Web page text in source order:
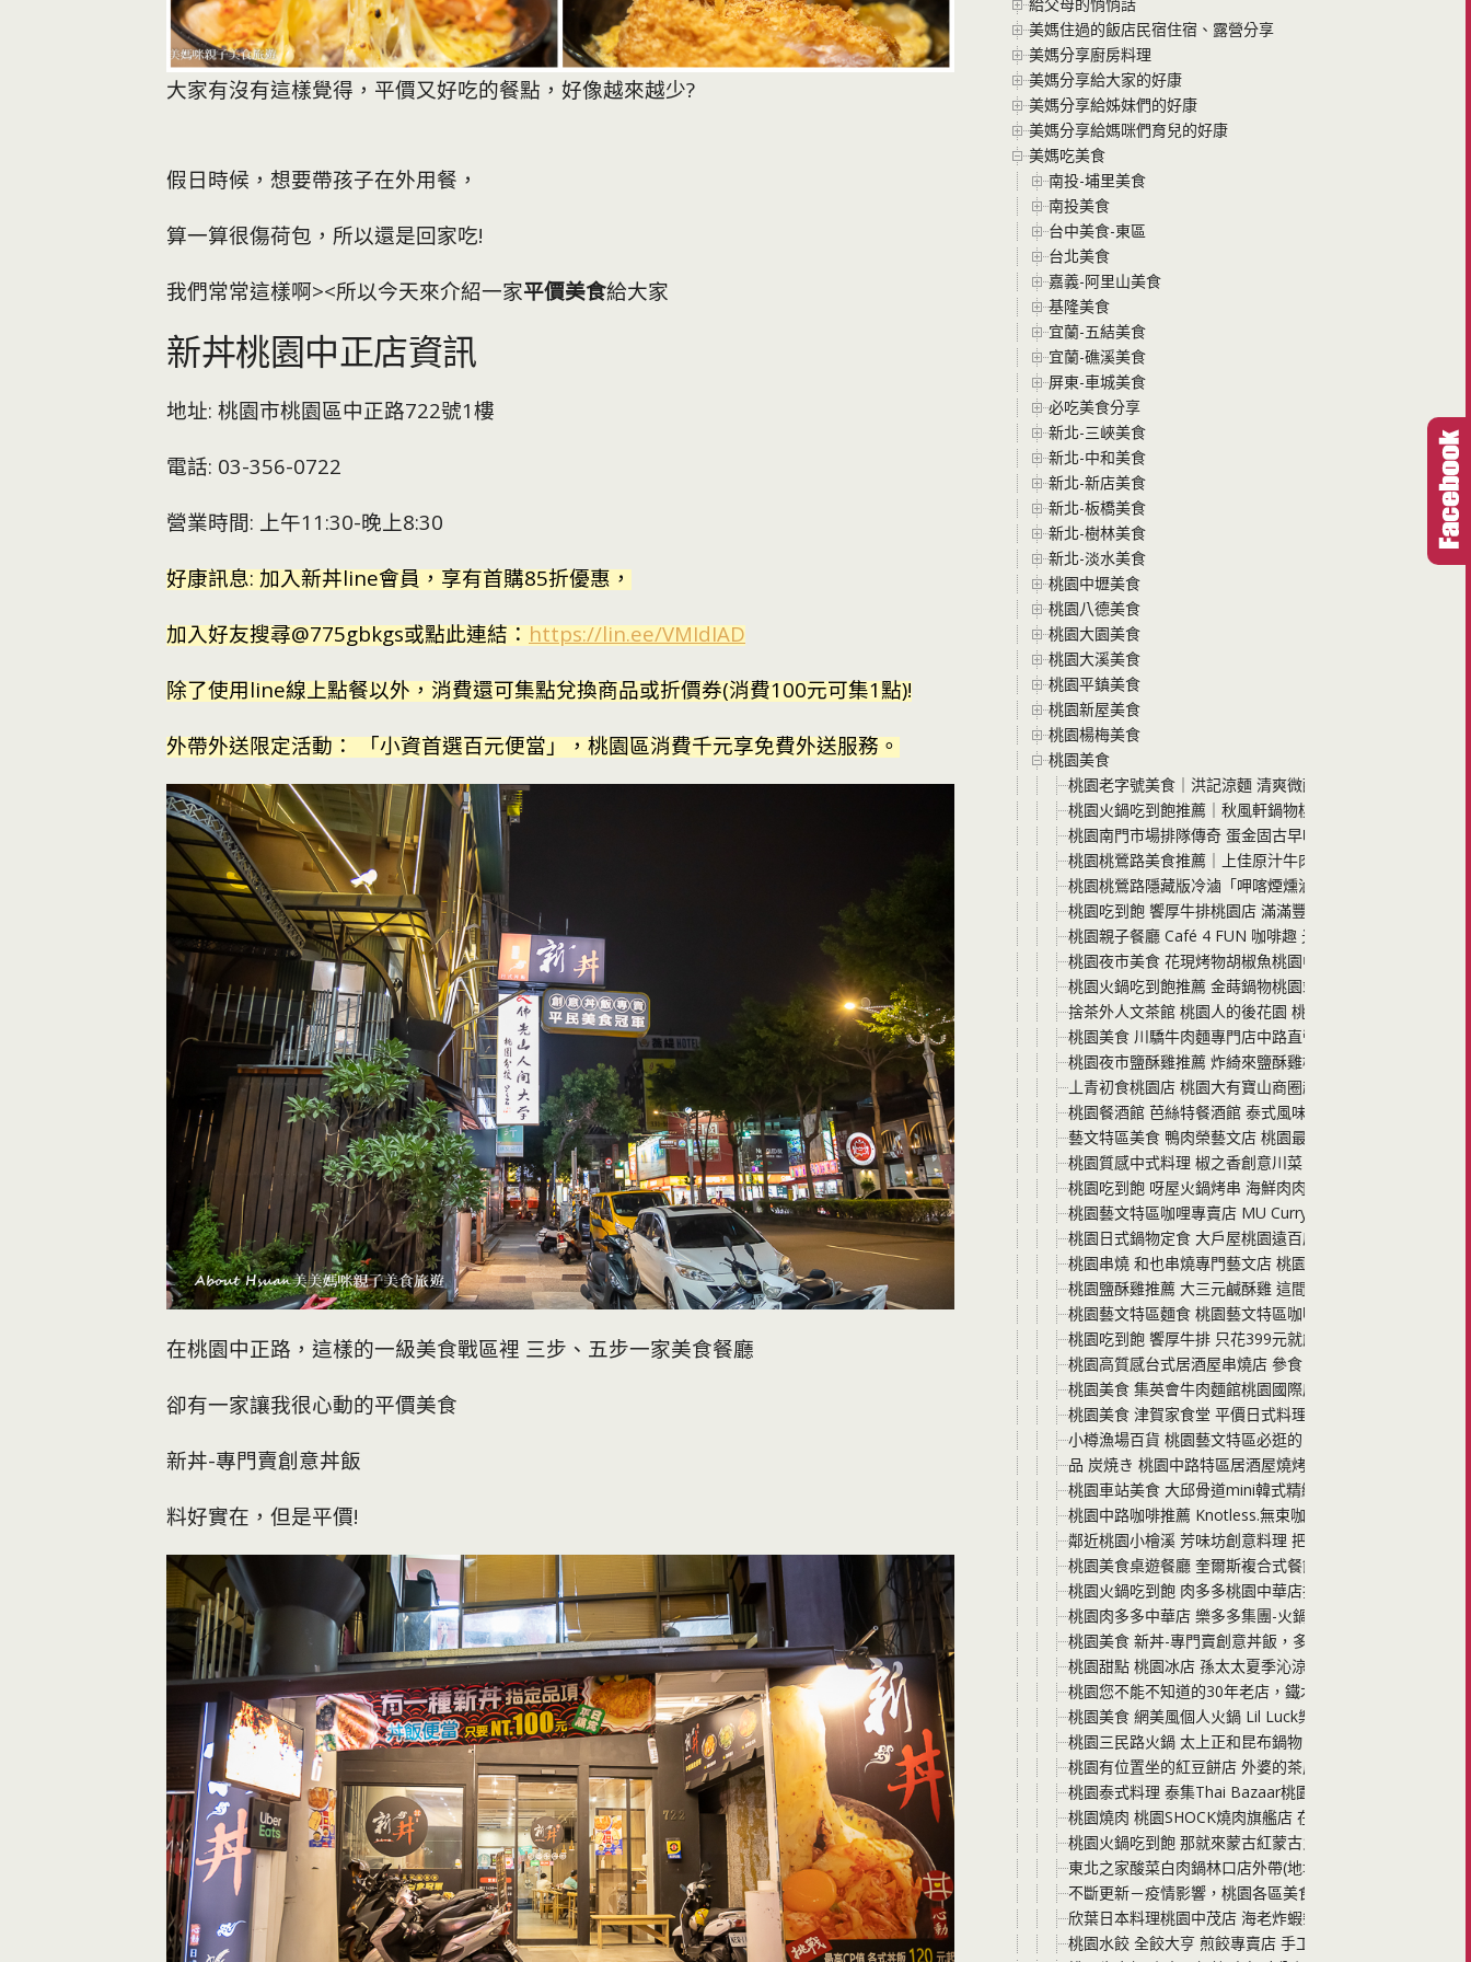
大家有沒有這樣覺得，平價又好吃的餐點，好像越來越少?
假日時候，想要帶孩子在外用餐，
算一算很傷荷包，所以還是回家吃!
我們常常這樣啊><所以今天來介紹一家平價美食給大家
新丼桃園中正店資訊
地址: 桃園市桃園區中正路722號1樓
電話: 03-356-0722
營業時間: 上午11:30-晚上8:30
好康訊息: 加入新丼line會員，享有首購85折優惠，
加入好友搜尋@775gbkgs或點此連結：https://lin.ee/VMIdIAD
除了使用line線上點餐以外，消費還可集點兌換商品或折價券(消費100元可集1點)!
外帶外送限定活動： 「小資首選百元便當」，桃園區消費千元享免費外送服務。
在桃園中正路，這樣的一級美食戰區裡 三步、五步一家美食餐廳
卻有一家讓我很心動的平價美食
新丼-專門賣創意丼飯
料好實在，但是平價!
美媽住過的飯店民宿住宿、露營分享
美媽分享廚房料理
美媽分享給大家的好康
美媽分享給姊妹們的好康
美媽分享給媽咪們育兒的好康
美媽吃美食
南投-埔里美食
南投美食
台中美食-東區
台北美食
嘉義-阿里山美食
基隆美食
宜蘭-五結美食
宜蘭-礁溪美食
屏東-車城美食
必吃美食分享
新北-三峽美食
新北-中和美食
新北-新店美食
新北-板橋美食
新北-樹林美食
新北-淡水美食
桃園中壢美食
桃園八德美食
桃園大園美食
桃園大溪美食
桃園平鎮美食
桃園新屋美食
桃園楊梅美食
桃園美食
桃園老字號美食｜洪記涼麵 清爽微酸的Q彈麵條，配上爆
桃園火鍋吃到飽推薦｜秋風軒鍋物桃園ATT筷食尚店 全新
桃園南門市場排隊傳奇 蛋金固古早味現烤蛋糕 必吃口味、
桃園桃鶯路美食推薦｜上佳原汁牛肉麵-桃園店，高CP值牛
桃園桃鶯路隱藏版冷滷「呷喀煙燻滷味」在地人激推的冷
桃園吃到飽 饗厚牛排桃園店 滿滿豐盛自助吧任你夾 只要
桃園親子餐廳 Café 4 FUN 咖啡趣 光是遊戲區就有三個也
桃園夜市美食 花現烤物胡椒魚桃園中正店 怕土味的快來
桃園火鍋吃到飽推薦 金蒔鍋物桃園站前店 雙人套餐吃和
捨茶外人文茶館 桃園人的後花園 桃園古色古香巷弄裡的
桃園美食 川驕牛肉麵專門店中路直營店 這家桃園牛肉麵
桃園夜市鹽酥雞推薦 炸綺來鹽酥雞桃園中正店下午3:30就
丄青初食桃園店 桃園大有寶山商圈超人氣早午餐 桃園網
桃園餐酒館 芭絲特餐酒館 泰式風味料理、進口酒類，價格
藝文特區美食 鴨肉榮藝文店 桃園最文青的鴨肉店 就像咖
桃園質感中式料理 椒之香創意川菜 辣、麻、香卻不嗆不死
桃園吃到飽 呀屋火鍋烤串 海鮮肉肉火鍋 串烤 生啤任你吃
桃園藝文特區咖哩專賣店 MU Curry 暮咖哩 停車方便無服
桃園日式鍋物定食 大戶屋桃園遠百店 平價日式高品質好料
桃園串燒 和也串燒專門藝文店 桃園最有氣氛的串燒居酒屋
桃園鹽酥雞推薦 大三元鹹酥雞 這間絕對可以說是桃園特色
桃園藝文特區麵食 桃園藝文特區咖啡廳 潮月沙茶匠私房
桃園吃到飽 饗厚牛排 只花399元就能海鮮、披薩、中西式
桃園高質感台式居酒屋串燒店 參食 桃園火車站走路5分鐘
桃園美食 集英會牛肉麵館桃園國際店 店家環境好乾淨 牛
桃園美食 津賀家食堂 平價日式料理與串燒 午餐或者下班
小樽漁場百貨 桃園藝文特區必逛的日本吃喝玩樂專賣店 日
品 炭焼き 桃園中路特區居酒屋燒烤 串燒平價美味 假日還
桃園車站美食 大邱骨道mini韓式精緻鍋物 不用羨慕韓劇 就
桃園中路咖啡推薦 Knotless.無束咖啡 就在壽司郎附近 環
鄰近桃園小檜溪 芳味坊創意料理 把食物原味發揮到極致美
桃園美食桌遊餐廳 奎爾斯複合式餐飲x彩虹桌遊 想放鬆一
桃園火鍋吃到飽 肉多多桃園中華店打卡就送! 每桌不限人
桃園肉多多中華店 樂多多集團-火鍋第一品牌 三人行，必
桃園美食 新丼-專門賣創意丼飯，多達26種丼飯選擇，料好
桃園甜點 桃園冰店 孫太太夏季沁涼冰菓室新開張(桃園店
桃園您不能不知道的30年老店，鐵木真麻辣鴛鴦火鍋 老店
桃園美食 網美風個人火鍋 Lil Luck樂嗑即享鍋 平價鍋與手
桃園三民路火鍋 太上正和昆布鍋物 這是第一次，我覺得自
桃園有位置坐的紅豆餅店 外婆的茶屋 有時候，就是想要坐
桃園泰式料理 泰集Thai Bazaar桃園藝文店 秋季必吃的南
桃園燒肉 桃園SHOCK燒肉旗艦店 在包廂裡盡情燒肉吃到飽
桃園火鍋吃到飽 那就來蒙古紅蒙古火鍋吧 食材新鮮 選擇
東北之家酸菜白肉鍋林口店外帶(地址在龜山) 份量超澎湃
不斷更新－疫情影響，桃園各區美食店家/餐廳，是否有推
欣葉日本料理桃園中茂店 海老炸蝦祭 5種創意炸蝦以及新
桃園水餃 全餃大亨 煎餃專賣店 手工水餃沒有味精的餃子餡